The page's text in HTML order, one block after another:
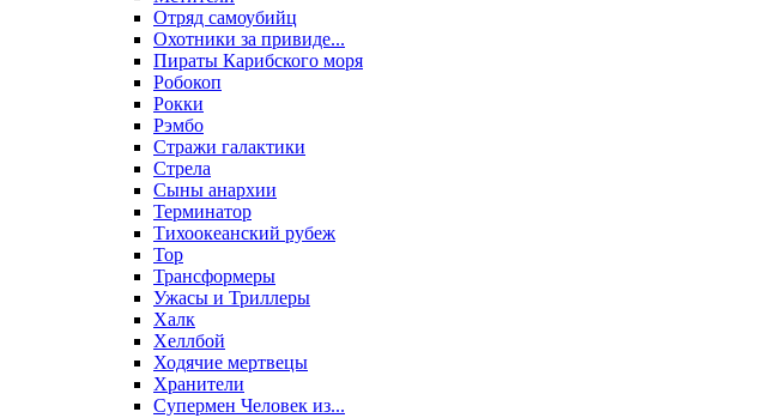
Отряд самоубийц
Охотники за привиде...
Пираты Карибского моря
Робокоп
Рокки
Рэмбо
Стражи галактики
Стрела
Сыны анархии
Терминатор
Тихоокеанский рубеж
Тор
Трансформеры
Ужасы и Триллеры
Халк
Хеллбой
Ходячие мертвецы
Хранители
Супермен Человек из...